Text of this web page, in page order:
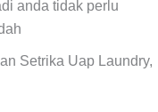
anda tidak perlu
Setrika Uap Laundry,